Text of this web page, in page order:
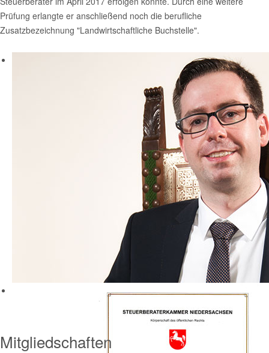
Prüfung erlangte er anschließend noch die berufliche
Zusatzbezeichnung "Landwirtschaftliche Buchstelle".
Mitgliedschaften